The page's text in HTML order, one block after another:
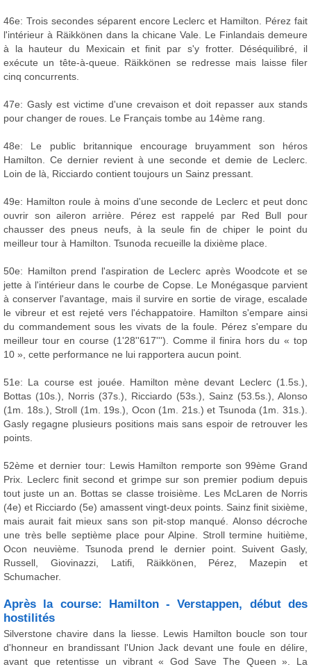
46e: Trois secondes séparent encore Leclerc et Hamilton. Pérez fait
l'intérieur à Räikkönen dans la chicane Vale. Le Finlandais demeure
à la hauteur du Mexicain et finit par s'y frotter. Déséquilibré, il
exécute un tête-à-queue. Räikkönen se redresse mais laisse filer
cinq concurrents.
47e: Gasly est victime d'une crevaison et doit repasser aux stands
pour changer de roues. Le Français tombe au 14ème rang.
48e: Le public britannique encourage bruyamment son héros
Hamilton. Ce dernier revient à une seconde et demie de Leclerc.
Loin de là, Ricciardo contient toujours un Sainz pressant.
49e: Hamilton roule à moins d'une seconde de Leclerc et peut donc
ouvrir son aileron arrière. Pérez est rappelé par Red Bull pour
chausser des pneus neufs, à la seule fin de chiper le point du
meilleur tour à Hamilton. Tsunoda recueille la dixième place.
50e: Hamilton prend l'aspiration de Leclerc après Woodcote et se
jette à l'intérieur dans le courbe de Copse. Le Monégasque parvient
à conserver l'avantage, mais il survire en sortie de virage, escalade
le vibreur et est rejeté vers l'échappatoire. Hamilton s'empare ainsi
du commandement sous les vivats de la foule. Pérez s'empare du
meilleur tour en course (1'28''617'''). Comme il finira hors du « top
10 », cette performance ne lui rapportera aucun point.
51e: La course est jouée. Hamilton mène devant Leclerc (1.5s.),
Bottas (10s.), Norris (37s.), Ricciardo (53s.), Sainz (53.5s.), Alonso
(1m. 18s.), Stroll (1m. 19s.), Ocon (1m. 21s.) et Tsunoda (1m. 31s.).
Gasly regagne plusieurs positions mais sans espoir de retrouver les
points.
52ème et dernier tour: Lewis Hamilton remporte son 99ème Grand
Prix. Leclerc finit second et grimpe sur son premier podium depuis
tout juste un an. Bottas se classe troisième. Les McLaren de Norris
(4e) et Ricciardo (5e) amassent vingt-deux points. Sainz finit sixième,
mais aurait fait mieux sans son pit-stop manqué. Alonso décroche
une très belle septième place pour Alpine. Stroll termine huitième,
Ocon neuvième. Tsunoda prend le dernier point. Suivent Gasly,
Russell, Giovinazzi, Latifi, Räikkönen, Pérez, Mazepin et
Schumacher.
Après la course: Hamilton - Verstappen, début des
hostilités
Silverstone chavire dans la liesse. Lewis Hamilton boucle son tour
d'honneur en brandissant l'Union Jack devant une foule en délire,
avant que retentisse un vibrant « God Save The Queen ». La